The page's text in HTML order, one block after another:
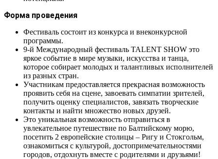
Форма проведения
Фестиваль состоит из конкурса и внеконкурсной
программы.
9-й Международный фестиваль TALENT SHOW это
яркое событие в мире музыки, искусства и танца,
которое собирает молодых и талантливых исполнителей
из разных стран.
Участникам предоставляется прекрасная возможность
проявить себя на сцене, завоевать симпатии зрителей,
получить оценку специалистов, завязать творческие
контакты и найти множество новых друзей.
Это уникальная возможность отправиться в
увлекательное путешествие по Балтийскому морю,
посетить 2 европейские столицы – Ригу и Стокгольм,
ознакомиться с культурой, достопримечательностями
городов, отдохнуть вместе с родителями и друзьями!